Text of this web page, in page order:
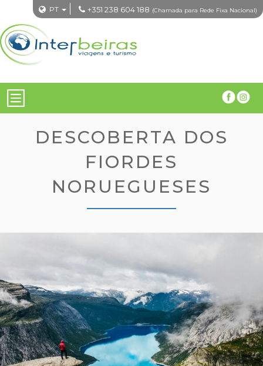
PT +351 238 604 188 (Chamada para Rede Fixa Nacional)
DESCOBERTA DOS
FIORDES
NORUEGUESES